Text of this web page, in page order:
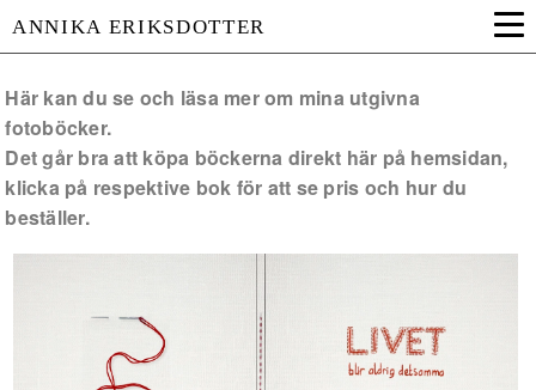
ANNIKA ERIKSDOTTER
Här kan du se och läsa mer om mina utgivna
fotoböcker.
Det går bra att köpa böckerna direkt här på hemsidan,
klicka på respektive bok för att se pris och hur du
beställer.